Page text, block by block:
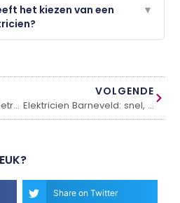
het kiezen van een
▼
Elektricien Den Bosch: betrouwbaar en snel bij al je elektrische klussen
VOLGENDE
Elektricien Barneveld: snel, betrouwbaar en professioneel bij al je klussen
Share on Twitter